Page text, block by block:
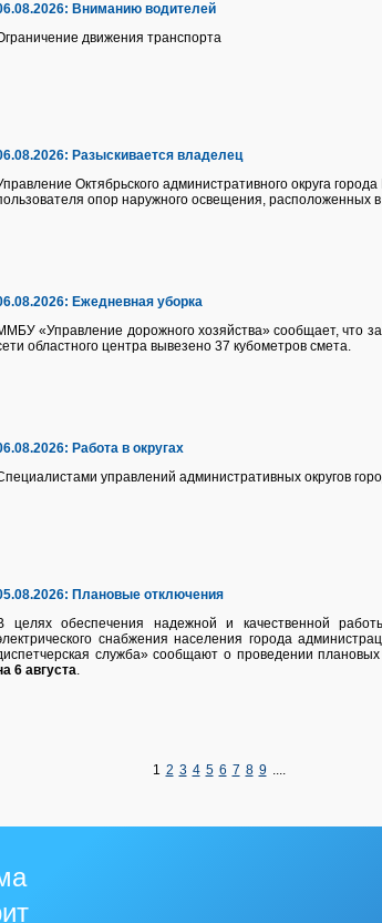
Вниманию водителей
движения транспорта
Разыскивается владелец
Октябрьского административного округа
опор наружного освещения,
Ежедневная уборка
«Управление дорожного хозяйства» сообщает, что
областного центра вывезено 37 кубометров смета.
Работа в округах
управлений административных округов
Плановые отключения
целях обеспечения надежной и качественной
снабжения населения города
служба» сообщают о проведении
6 августа.
1 2 3 4 5 6 7 8 9 ....